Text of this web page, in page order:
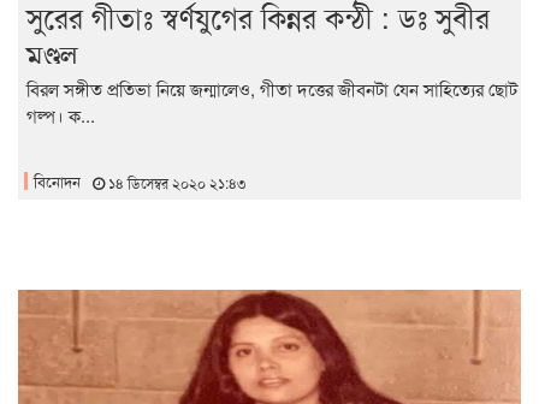
সুরের গীতাঃ স্বর্ণযুগের কিন্নর কন্ঠী : ডঃ সুবীর
মণ্ডল
বিরল সঙ্গীত প্রতিভা নিয়ে জন্মালেও, গীতা দত্তের জীবনটা যেন সাহিত্যের ছোট
গল্প। ক...
বিনোদন ১৪ ডিসেম্বর ২০২০ ২১:৪৩